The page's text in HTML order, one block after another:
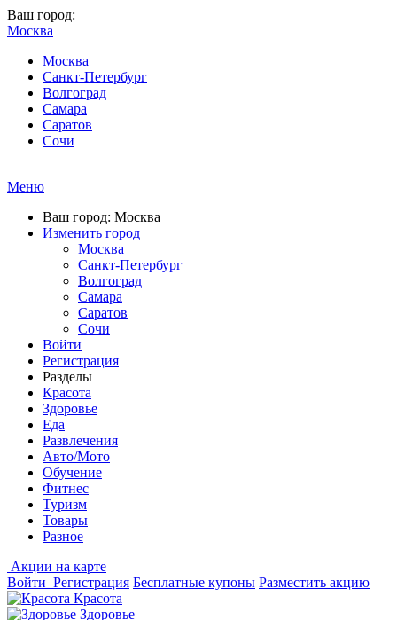
Ваш город:
Москва
Москва
Санкт-Петербург
Волгоград
Самара
Саратов
Сочи
Меню
Ваш город: Москва
Изменить город
Москва
Санкт-Петербург
Волгоград
Самара
Саратов
Сочи
Войти
Регистрация
Разделы
Красота
Здоровье
Еда
Развлечения
Авто/Мото
Обучение
Фитнес
Туризм
Товары
Разное
Акции на карте
Войти Регистрация Бесплатные купоны Разместить акцию
Красота
Здоровье